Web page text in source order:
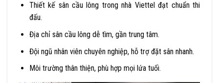
Thiết kế sân cầu lông trong nhà Viettel đạt chuẩn thi
đấu.
Địa chỉ sân cầu lông dễ tìm, gần trung tâm.
Đội ngũ nhân viên chuyên nghiệp, hỗ trợ đặt sân nhanh.
Môi trường thân thiện, phù hợp mọi lứa tuổi.